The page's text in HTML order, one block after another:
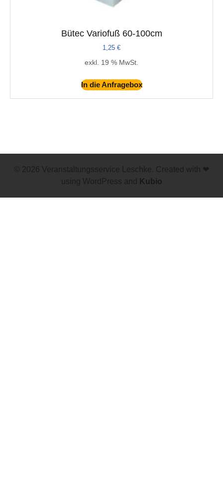
Bütec Variofuß 60-100cm
1,25 €
exkl. 19 % MwSt.
In die Anfragebox
© 2026 Veranstaltungsservice Leschke. Created with ❤
using WordPress and
Kubio